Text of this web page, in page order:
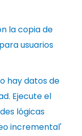
la copia de
usuarios
hay datos de
Ejecute el
lógicas
incremental'